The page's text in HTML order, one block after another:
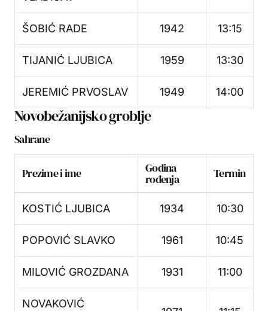
ŠOBIĆ RADE 1942 13:15
TIJANIĆ LJUBICA 1959 13:30
JEREMIĆ PRVOSLAV 1949 14:00
Novobežanijsko groblje
Sahrane
Prezime i ime Godina
rođenja Termin
KOSTIĆ LJUBICA 1934 10:30
POPOVIĆ SLAVKO 1961 10:45
MILOVIĆ GROZDANA 1931 11:00
NOVAKOVIĆ